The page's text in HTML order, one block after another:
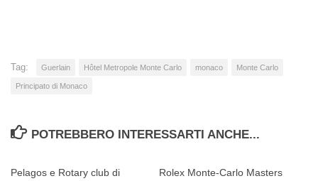
Tag: Guerlain Hôtel Metropole Monte Carlo monaco Monte Carlo
Principato di Monaco
POTREBBERO INTERESSARTI ANCHE...
Pelagos e Rotary club di
Rolex Monte-Carlo Masters